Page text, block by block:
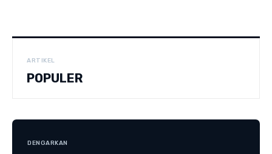
ARTIKEL
POPULER
DENGARKAN